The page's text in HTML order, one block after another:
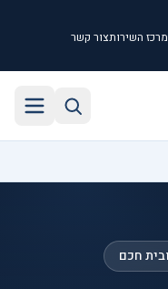
מרכז השירותצור קשר